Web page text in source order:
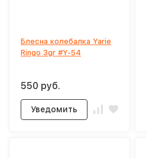
Блесна колебалка Yarie
Ringo 3gr #Y-54
550 руб.
Уведомить